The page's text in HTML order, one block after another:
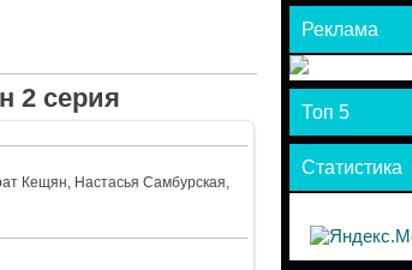
2 серия
Кещян, Настасья Самбурская,
Реклама
Топ 5
Статистика